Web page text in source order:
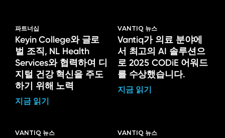
파트너십
Keyin College와 글로
벌 조직, NL Health
Services와 협력하여 디
지털 건강 혁신을 주도
하기 위해 노력
지금 읽기
VANTIQ 뉴스
Vantiq가 의료 분야에
서 최고의 AI 솔루션으
로 2025 CODiE 어워드
를 수상했습니다.
지금 읽기
VANTIQ 뉴스 VANTIQ 뉴스